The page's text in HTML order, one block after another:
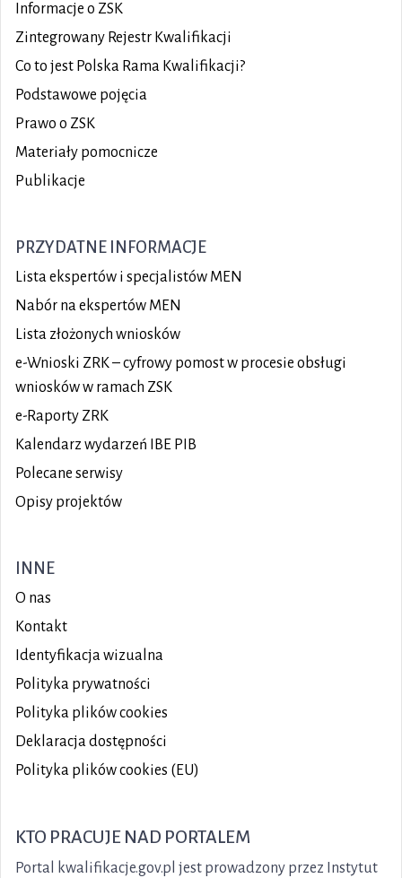
Informacje o ZSK
Zintegrowany Rejestr Kwalifikacji
Co to jest Polska Rama Kwalifikacji?
Podstawowe pojęcia
Prawo o ZSK
Materiały pomocnicze
Publikacje
PRZYDATNE INFORMACJE
Lista ekspertów i specjalistów MEN
Nabór na ekspertów MEN
Lista złożonych wniosków
e-Wnioski ZRK – cyfrowy pomost w procesie obsługi
wniosków w ramach ZSK
e-Raporty ZRK
Kalendarz wydarzeń IBE PIB
Polecane serwisy
Opisy projektów
INNE
O nas
Kontakt
Identyfikacja wizualna
Polityka prywatności
Polityka plikówcookies
Deklaracja dostępności
Polityka plików cookies (EU)
KTO PRACUJE NAD PORTALEM
Portal kwalifikacje.gov.pl jest prowadzony przez Instytut